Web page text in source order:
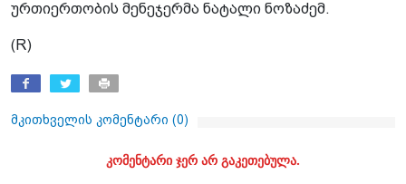
ურთიერთობის მენეჯერმა ნატალი ნოზაძემ.
(R)
მკითხველის კომენტარი (0)
კომენტარი ჯერ არ გაკეთებულა.